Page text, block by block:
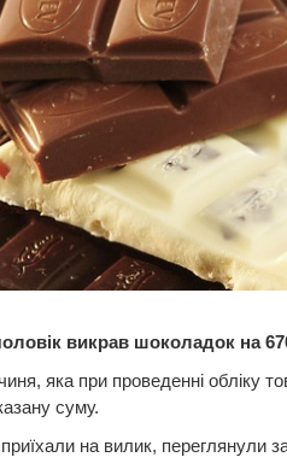
викрав шоколадок на
яка при проведенні обліку
суму.
на вилик, переглянули